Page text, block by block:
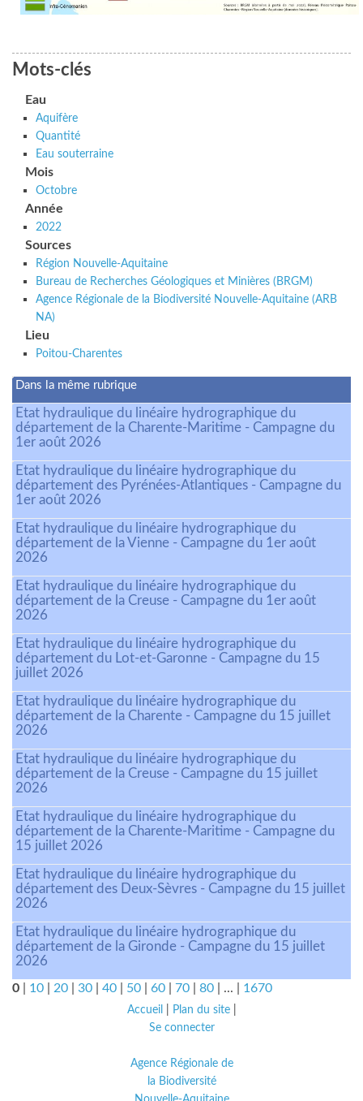
Mots-clés
Eau
Aquifère
Quantité
Eau souterraine
Mois
Octobre
Année
2022
Sources
Région Nouvelle-Aquitaine
Bureau de Recherches Géologiques et Minières (BRGM)
Agence Régionale de la Biodiversité Nouvelle-Aquitaine (ARB
NA)
Lieu
Poitou-Charentes
Dans la même rubrique
Etat hydraulique du linéaire hydrographique du
département de la Charente-Maritime - Campagne du
1er août 2026
Etat hydraulique du linéaire hydrographique du
département des Pyrénées-Atlantiques - Campagne du
1er août 2026
Etat hydraulique du linéaire hydrographique du
département de la Vienne - Campagne du 1er août
2026
Etat hydraulique du linéaire hydrographique du
département de la Creuse - Campagne du 1er août
2026
Etat hydraulique du linéaire hydrographique du
département du Lot-et-Garonne - Campagne du 15
juillet 2026
Etat hydraulique du linéaire hydrographique du
département de la Charente - Campagne du 15 juillet
2026
Etat hydraulique du linéaire hydrographique du
département de la Creuse - Campagne du 15 juillet
2026
Etat hydraulique du linéaire hydrographique du
département de la Charente-Maritime - Campagne du
15 juillet 2026
Etat hydraulique du linéaire hydrographique du
département des Deux-Sèvres - Campagne du 15 juillet
2026
Etat hydraulique du linéaire hydrographique du
département de la Gironde - Campagne du 15 juillet
2026
0 10 20 30 40 50 60 70 80 ... 1670
Accueil Plan du site|
Se connecter
Agence Régionale de
la Biodiversité